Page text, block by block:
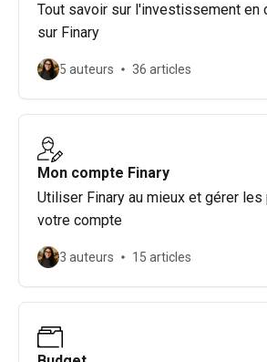
Tout savoir sur l'investissement en
sur Finary
5 auteurs 36 articles
Mon compte Finary
Utiliser Finary au mieux et gérer
votre compte
3 auteurs 15 articles